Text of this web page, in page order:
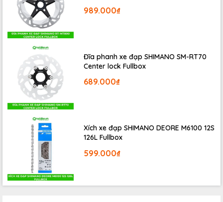
Đặt biệt,OVERCURVElà kết cấu giày có phần cổ so le
quấn quanh mắt cá chân, đi theo độ lệch tự nhiên của
hai phần xương của mắt cá chân: phần hông bên và
phần giữa. Cổ giày uốn cong từ bên ngoài vào bên
989.000₫
Đĩa phanh xe đạp SHIMANO SM-RT70
Center lock Fullbox
689.000₫
Xích xe đạp SHIMANO DEORE M6100 12S
126L Fullbox
599.000₫